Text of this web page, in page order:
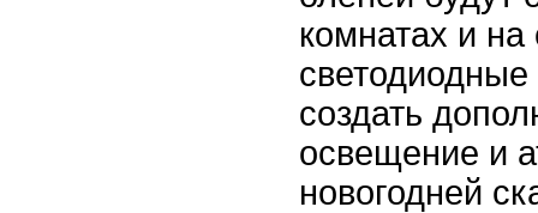
комнатах и на
создать
освещение и
новогодней